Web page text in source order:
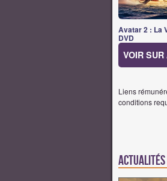
Avatar 2 : La
DVD
VOIR
Liens
conditions
Actualités